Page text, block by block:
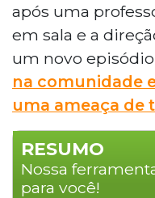
após uma
em sala e a
um novo
na comunidade
uma ameaça de
RESUMO
Nossa
para você!